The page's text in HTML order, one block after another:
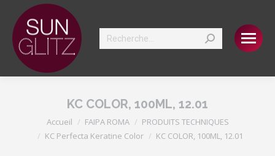
Search:
KC COLOR, 100ML, 12.01
Vous êtes ici :
Accueil FAIPA ROMA
PRODUITS TECHNIQUES
KC Perfecta Keratine Color
KC COLOR, 100ML, 12.01